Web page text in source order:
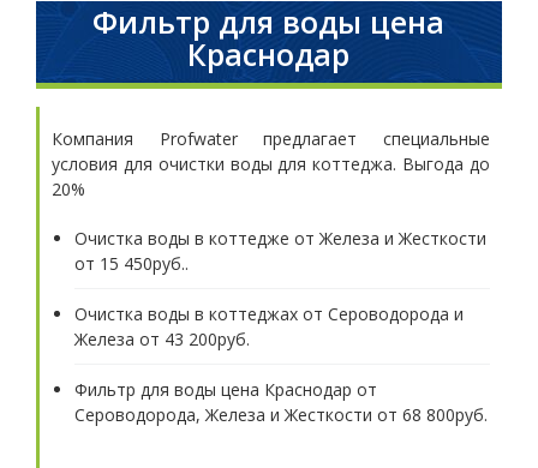
Фильтр для воды цена
Краснодар
Компания Profwater предлагает специальные
условия для очистки воды для коттеджа. Выгода до
20%
Очистка воды в коттедже от Железа и Жесткости
от 15 450руб..
Очистка воды в коттеджах от Сероводорода и
Железа от 43 200руб.
Фильтр для воды цена Краснодар от
Сероводорода, Железа и Жесткости от 68 800руб.